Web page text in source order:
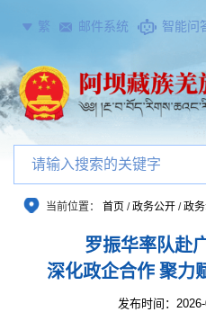
繁 邮件系统 智能问
当前位置： 首页 /政务公开 /政
罗振华率队赴
深化政企合作 聚力
发布时间：